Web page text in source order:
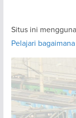
Situs ini
Pelajari